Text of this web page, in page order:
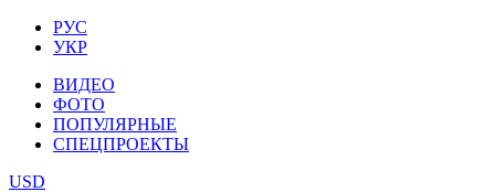
РУС
УКР
ВИДЕО
ФОТО
ПОПУЛЯРНЫЕ
СПЕЦПРОЕКТЫ
USD